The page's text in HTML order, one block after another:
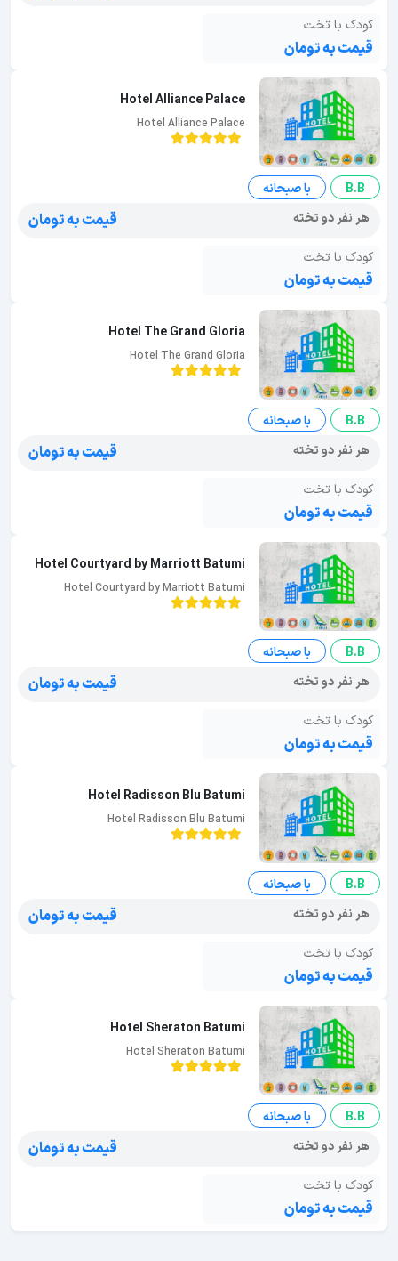
کودک با تخت
قیمت به تومان
Hotel Alliance Palace
Hotel Alliance Palace
B.B
با صبحانه
هر نفر دو تخته
قیمت به تومان
کودک با تخت
قیمت به تومان
Hotel The Grand Gloria
Hotel The Grand Gloria
B.B
با صبحانه
هر نفر دو تخته
قیمت به تومان
کودک با تخت
قیمت به تومان
Hotel Courtyard by Marriott Batumi
Hotel Courtyard by Marriott Batumi
B.B
با صبحانه
هر نفر دو تخته
قیمت به تومان
کودک با تخت
قیمت به تومان
Hotel Radisson Blu Batumi
Hotel Radisson Blu Batumi
B.B
با صبحانه
هر نفر دو تخته
قیمت به تومان
کودک با تخت
قیمت به تومان
Hotel Sheraton Batumi
Hotel Sheraton Batumi
B.B
با صبحانه
هر نفر دو تخته
قیمت به تومان
کودک با تخت
قیمت به تومان